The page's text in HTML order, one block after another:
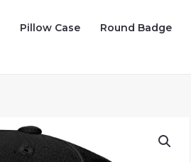
Pillow Case Round Badge